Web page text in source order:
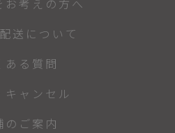
お考えの方へ
送について
ある質問
キャンセル
のご案内